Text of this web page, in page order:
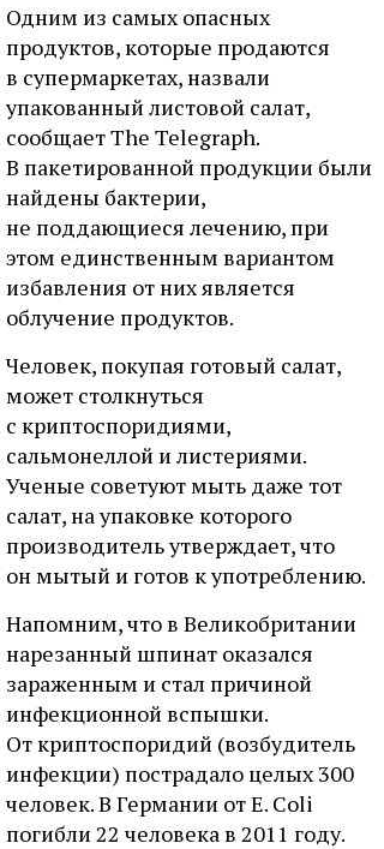
Одним из самых опасных
продуктов, которые продаются
в супермаркетах, назвали
упакованный листовой салат,
сообщает The Telegraph.
В пакетированной продукции были
найдены бактерии,
не поддающиеся лечению, при
этом единственным вариантом
избавления от них является
облучение продуктов.
Человек, покупая готовый салат,
может столкнуться
с криптоспоридиями,
сальмонеллой и листериями.
Ученые советуют мыть даже тот
салат, на упаковке которого
производитель утверждает, что
он мытый и готов к употреблению.
Напомним, что в Великобритании
нарезанный шпинат оказался
зараженным и стал причиной
инфекционной вспышки.
От криптоспоридий (возбудитель
инфекции) пострадало целых 300
человек. В Германии от E. Coli
погибли 22 человека в 2011 году.